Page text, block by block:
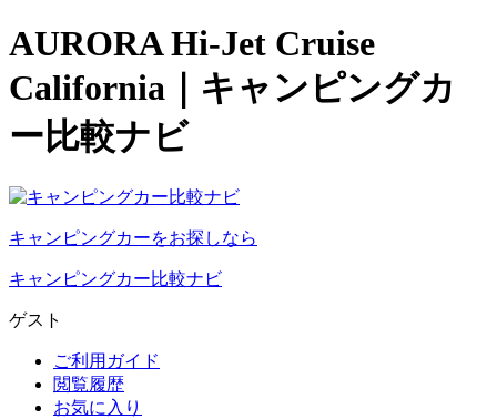
AURORA Hi-Jet Cruise
California｜キャンピングカ
ー比較ナビ
キャンピングカーをお探しなら
キャンピングカー比較ナビ
ゲスト
ご利用ガイド
閲覧履歴
お気に入り